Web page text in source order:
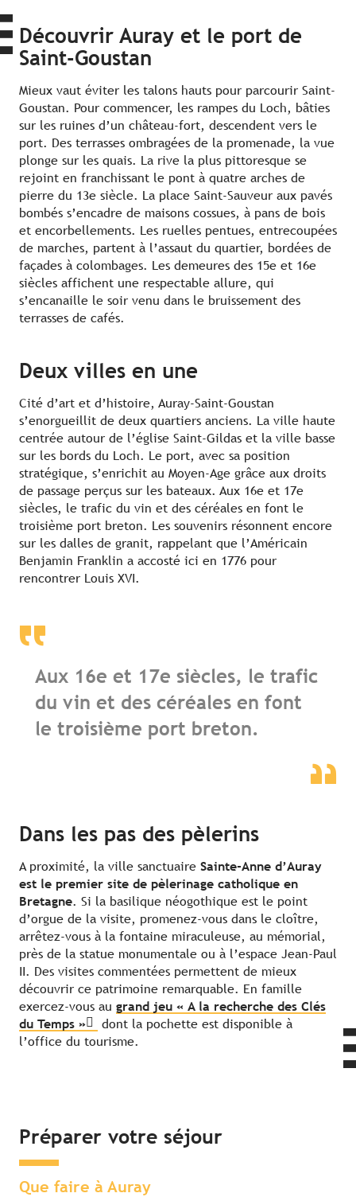
Découvrir Auray et le port de
Saint-Goustan
Mieux vaut éviter les talons hauts pour parcourir Saint-
Goustan. Pour commencer, les rampes du Loch, bâties
sur les ruines d’un château-fort, descendent vers le
port. Des terrasses ombragées de la promenade, la vue
plonge sur les quais. La rive la plus pittoresque se
rejoint en franchissant le pont à quatre arches de
pierre du 13e siècle. La place Saint-Sauveur aux pavés
bombés s’encadre de maisons cossues, à pans de bois
et encorbellements. Les ruelles pentues, entrecoupées
de marches, partent à l’assaut du quartier, bordées de
façades à colombages. Les demeures des 15e et 16e
siècles affichent une respectable allure, qui
s’encanaille le soir venu dans le bruissement des
terrasses de cafés.
Deux villes en une
Cité d’art et d’histoire, Auray-Saint-Goustan
s’enorgueillit de deux quartiers anciens. La ville haute
centrée autour de l’église Saint-Gildas et la ville basse
sur les bords du Loch. Le port, avec sa position
stratégique, s’enrichit au Moyen-Age grâce aux droits
de passage perçus sur les bateaux. Aux 16e et 17e
siècles, le trafic du vin et des céréales en font le
troisième port breton. Les souvenirs résonnent encore
sur les dalles de granit, rappelant que l’Américain
Benjamin Franklin a accosté ici en 1776 pour
rencontrer Louis XVI.
Aux 16e et 17e siècles, le trafic
du vin et des céréales en font
le troisième port breton.
Dans les pas des pèlerins
A proximité, la ville sanctuaire Sainte-Anne d’Auray
est le premier site de pèlerinage catholique en
Bretagne. Si la basilique néogothique est le point
d’orgue de la visite, promenez-vous dans le cloître,
arrêtez-vous à la fontaine miraculeuse, au mémorial,
près de la statue monumentale ou à l’espace Jean-Paul
II. Des visites commentées permettent de mieux
découvrir ce patrimoine remarquable. En famille
exercez-vous au grand jeu « A la recherche des Clés
du Temps »
dont la pochette est disponible à
l’office du tourisme.
Préparer votre séjour
Que faire à Auray